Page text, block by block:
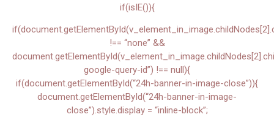
if(isIE()){
!== “none” &&
google-query-id”) !== null){
if(document.getElementById(“24h-banner-in-image-close”)){
document.getElementById(“24h-banner-in-image-
close”).style.display = “inline-block”;